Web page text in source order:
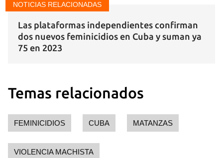
NOTICIAS RELACIONADAS
Las plataformas independientes confirman
dos nuevos feminicidios en Cuba y suman ya
75 en 2023
Temas relacionados
FEMINICIDIOS CUBA MATANZAS
VIOLENCIA MACHISTA